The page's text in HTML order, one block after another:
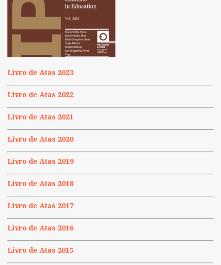
Livro de Atas 2023
Livro de Atas 2022
Livro de Atas 2021
Livro de Atas 2020
Livro de Atas 2019
Livro de Atas 2018
Livro de Atas 2017
Livro de Atas 2016
Livro de Atas 2015